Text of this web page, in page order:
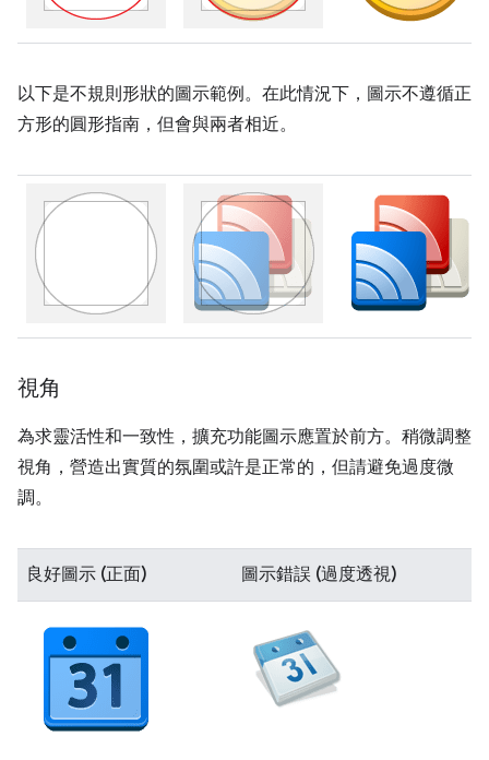
以下是不規則形狀的圖示範例。在此情況下，圖示不遵循正
方形的圓形指南，但會與兩者相近。
視角
為求靈活性和一致性，擴充功能圖示應置於前方。稍微調整
視角，營造出實質的氛圍或許是正常的，但請避免過度微
調。
良好圖示 (正面) 圖示錯誤 (過度透視)